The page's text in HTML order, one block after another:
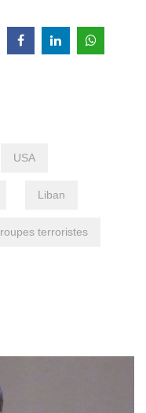
USA
Liban
terroristes